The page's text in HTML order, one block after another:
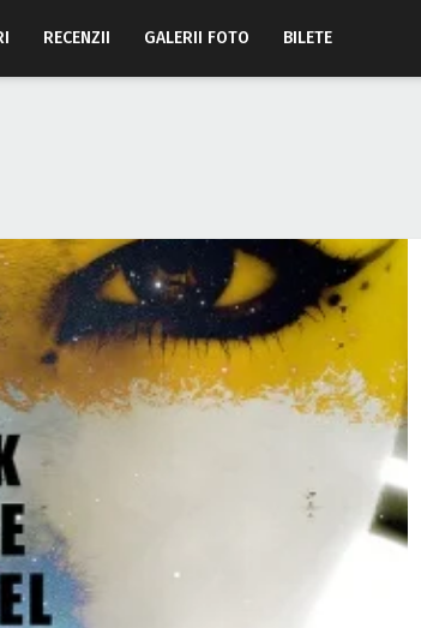
RECENZII GALERII FOTO BILETE